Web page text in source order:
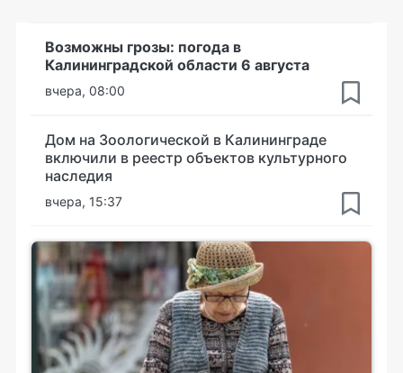
Возможны грозы: погода в
Калининградской области 6 августа
вчера, 08:00
Дом на Зоологической в Калининграде
включили в реестр объектов культурного
наследия
вчера, 15:37